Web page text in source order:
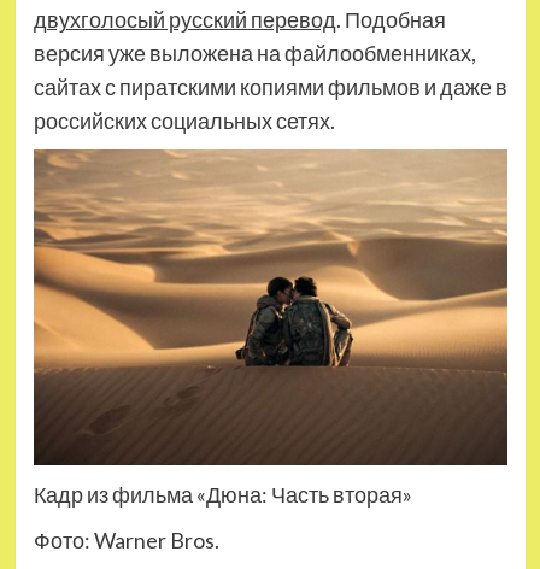
двухголосый русский перевод. Подобная
версия уже выложена на файлообменниках,
сайтах с пиратскими копиями фильмов и даже в
российских социальных сетях.
Кадр из фильма «Дюна: Часть вторая»
Фото: Warner Bros.